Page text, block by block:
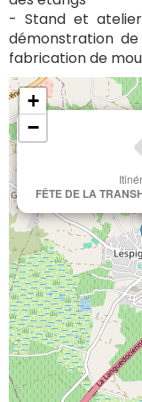
- Stand et
démonstration
fabrication de
FÊTE DE LA
+
−